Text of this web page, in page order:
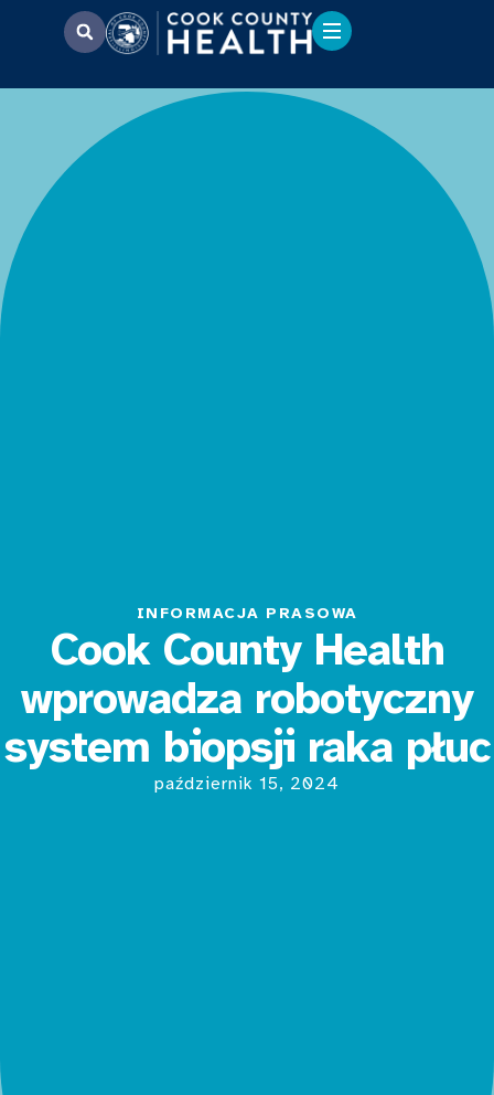
INFORMACJA PRASOWA
Cook County Health
wprowadza robotyczny
system biopsji raka płuc
październik 15, 2024